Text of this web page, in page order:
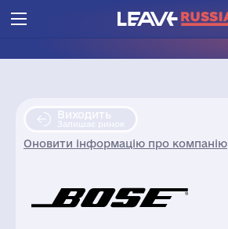
Виходить
Залишає ринок
Оновити інформацію про компанію